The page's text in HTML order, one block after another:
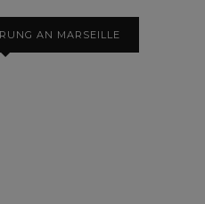
AN MARSEILLE